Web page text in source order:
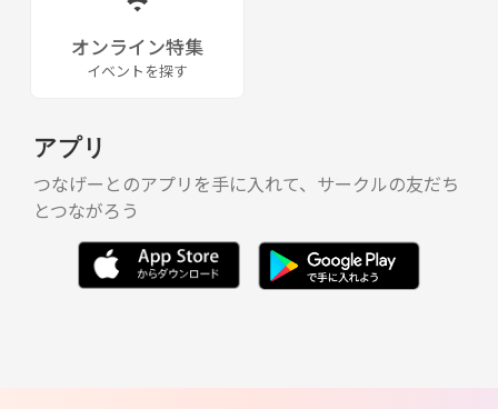
オンライン特集
イベントを探す
アプリ
つなげーとのアプリを手に入れて、サークルの友だち
とつながろう